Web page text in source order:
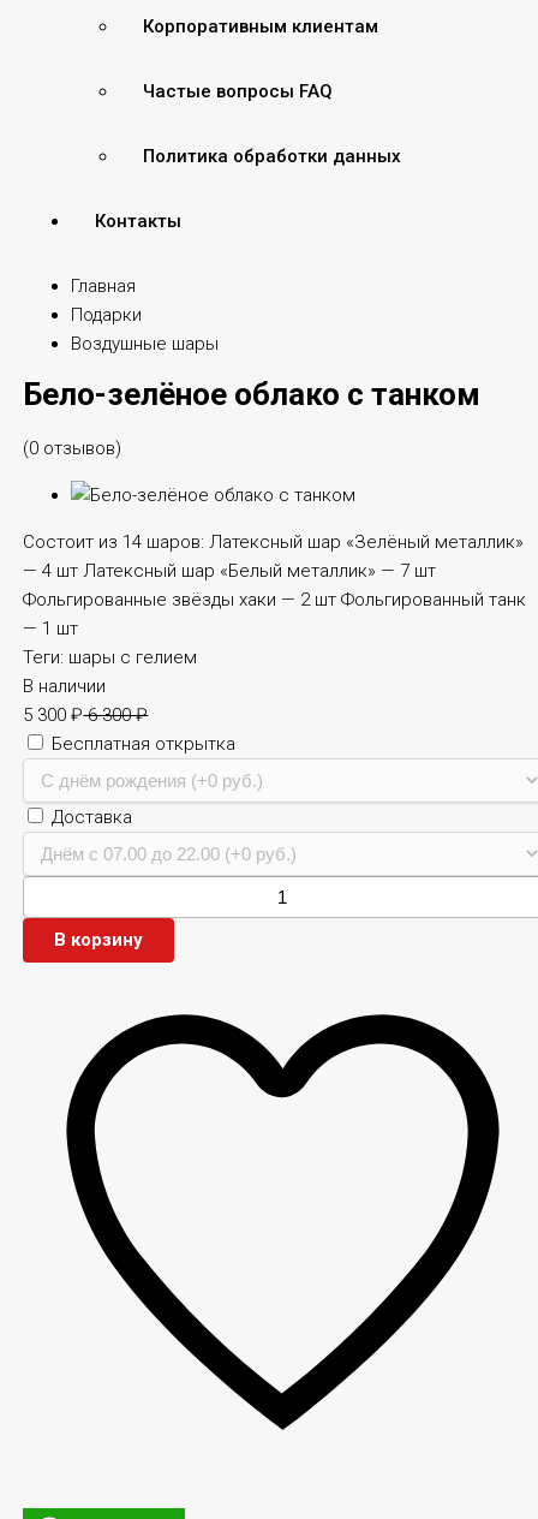
Корпоративным клиентам
Частые вопросы FAQ
Политика обработки данных
Контакты
Главная
Подарки
Воздушные шары
Бело-зелёное облако с танком
(0 отзывов)
Состоит из 14 шаров: Латексный шар «Зелёный металлик»
— 4 шт Латексный шар «Белый металлик» — 7 шт
Фольгированные звёзды хаки — 2 шт Фольгированный танк
— 1 шт
Теги: шары с гелием
В наличии
5 300₽6 300₽
Бесплатная открытка
Доставка
В корзину